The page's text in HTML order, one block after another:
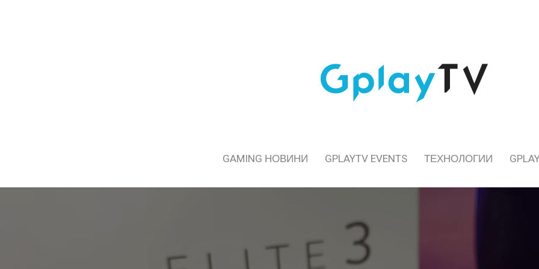
GAMING НОВИНИ GPLAYTV EVENTS ТЕХНОЛОГИИ